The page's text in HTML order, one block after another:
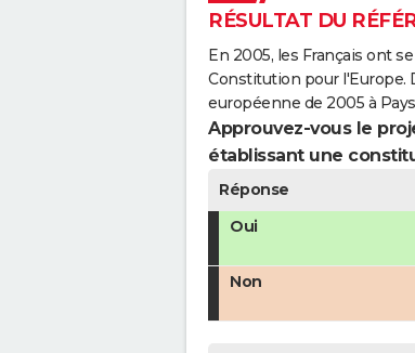
RÉSULTAT DU
En 2005, les Français ont
Constitution pour l'Europe.
européenne de 2005 à
Approuvez-vous le
établissant une
Réponse
Oui
Non